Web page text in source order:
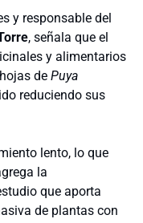
y responsable del
, señala que el
y alimentarios
de Puya
reduciendo sus
lento, lo que
la
que aporta
de plantas con